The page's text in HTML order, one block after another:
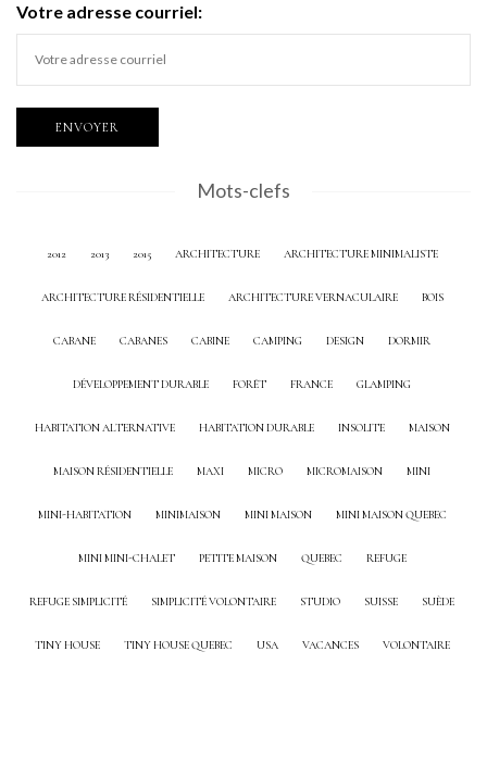
Votre adresse courriel:
Mots-clefs
2012 2013 2015 ARCHITECTURE ARCHITECTURE MINIMALISTE
ARCHITECTURE RÉSIDENTIELLE ARCHITECTURE VERNACULAIRE BOIS
CABANE CABANES CABINE CAMPING DESIGN DORMIR
DÉVELOPPEMENT DURABLE FORÊT FRANCE GLAMPING
HABITATION ALTERNATIVE HABITATION DURABLE INSOLITE MAISON
MAISON RÉSIDENTIELLE MAXI MICRO MICROMAISON MINI
MINI-HABITATION MINIMAISON MINI MAISON MINI MAISON QUEBEC
MINI MINI-CHALET PETITE MAISON QUEBEC REFUGE
REFUGE SIMPLICITÉ SIMPLICITÉ VOLONTAIRE STUDIO SUISSE SUÈDE
TINY HOUSE TINY HOUSE QUEBEC USA VACANCES VOLONTAIRE